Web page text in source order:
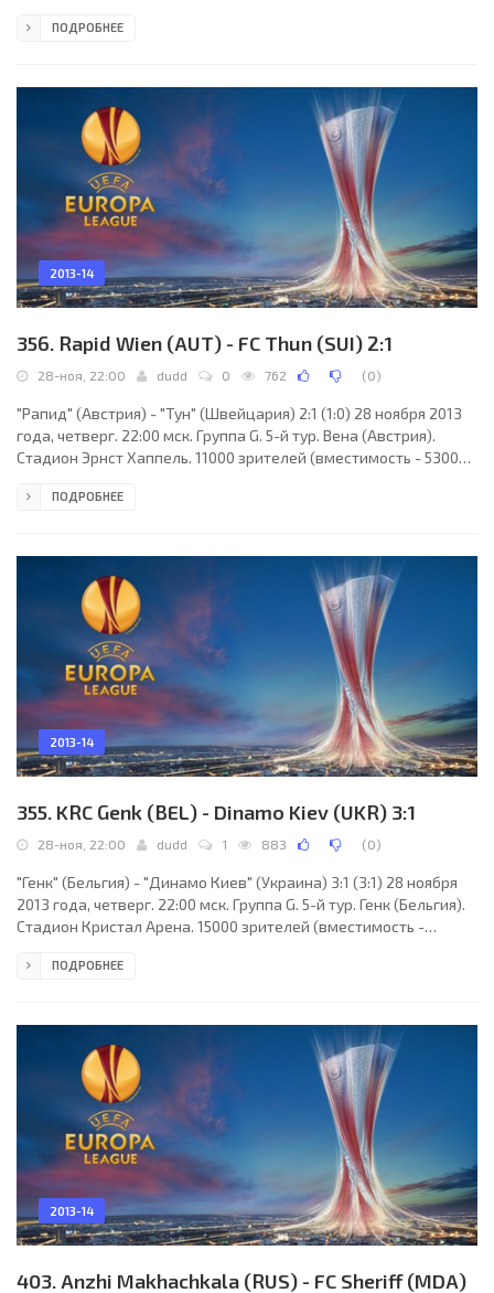
Димитрис Сараидарис (Греция), Дамианос Эфтимиадис
Диего Перотти (Витоло, 67), Иван Ракитич (к), Альберто
Морено, Кевин Гамейро, Хосе Антонио
ПОДРОБНЕЕ
2013-14
356. Rapid Wien (AUT) - FC Thun (SUI) 2:1
28-ноя, 22:00 dudd 0 762 (0)
"Рапид" (Австрия) - "Тун" (Швейцария) 2:1 (1:0) 28 ноября 2013
года, четверг. 22:00 мск. Группа G. 5-й тур. Вена (Австрия).
Стадион Эрнст Хаппель. 11000 зрителей (вместимость - 53008).
Марцин Борковски (Польша). Резервный: Конрад Сапела
(Доминик Старкль, 86), Кристофер Дибон, Марцел Забитцер
(Луис Шауб, 80), Кристофер Триммель,
ПОДРОБНЕЕ
2013-14
355. KRC Genk (BEL) - Dinamo Kiev (UKR) 3:1
28-ноя, 22:00 dudd 1 883 (0)
"Генк" (Бельгия) - "Динамо Киев" (Украина) 3:1 (3:1) 28 ноября
2013 года, четверг. 22:00 мск. Группа G. 5-й тур. Генк (Бельгия).
Стадион Кристал Арена. 15000 зрителей (вместимость -
Томе (Португалия), Антониу Годинью (Португалия). Резервный:
Калиду Кулибали, Жюльен Горью, Фабьен Камю (Беньямин де
Кеулар, 18), Беннард
ПОДРОБНЕЕ
2013-14
403. Anzhi Makhachkala (RUS) - FC Sheriff (MDA)